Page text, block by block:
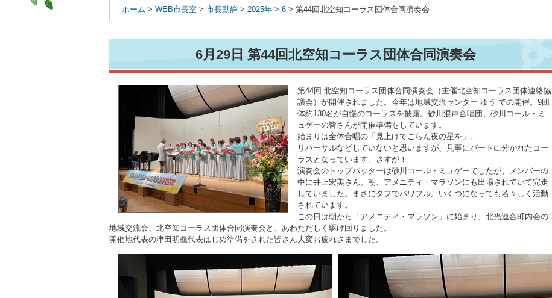
ホーム > WEB市長室 > 市長動静 > 2025年 > 6 > 第44回北空知コーラス団体合同演奏会
6月29日 第44回北空知コーラス団体合同演奏会
第44回 北空知コーラス団体合同演奏会（主催北空知コーラス団体連絡協
議会）が開催されました。今年は地域交流センター ゆう での開催。9団
体約130名が自慢のコーラスを披露。砂川混声合唱団、砂川コール・ミ
ュゲーの皆さんが開催準備をしています。
始まりは全体合唱の「見上げてごらん夜の星を」。
リハーサルなどしていないと思いますが、見事にパートに分かれたコー
ラスとなっています。さすが！
演奏会のトップバッターは砂川コール・ミュゲーでしたが、メンバーの
中に井上宏美さん。朝、アメニティ・マラソンにも出場されていて完走
していました。まさにタフでパワフル。いくつになっても若々しく活動
されています。
この日は朝から「アメニティ・マラソン」に始まり、北光連合町内会の
地域交流会、北空知コーラス団体合同演奏会と、あわただしく駆け回りました。
開催地代表の津田明義代表はじめ準備をされた皆さん大変お疲れさまでした。